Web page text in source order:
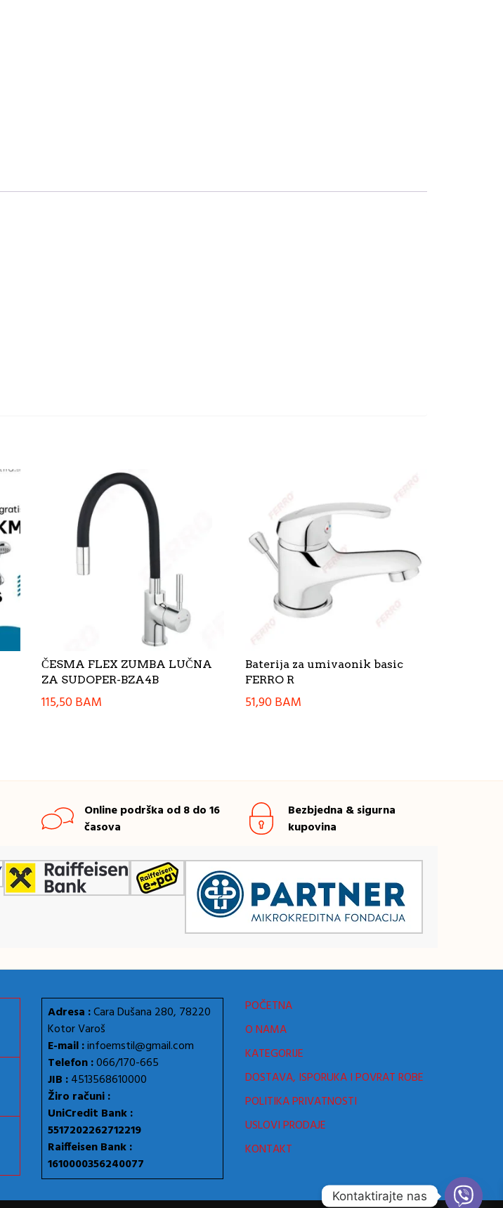
ČESMA FLEX ZUMBA LUČNA
ZA SUDOPER-BZA4B
115,50BAM
Baterija za umivaonik basic
FERRO R
51,90BAM
Online podrška od 8 do 16
časova
Bezbjedna & sigurna
kupovina
Adresa :Cara Dušana 280, 78220
Kotor Varoš
E-mail :infoemstil@gmail.com
Telefon :066/170-665
JIB :4513568610000
Žiro računi :
UniCredit Bank :
5517202262712219
Raiffeisen Bank :
1610000356240077
POČETNA
O NAMA
KATEGORIJE
DOSTAVA, ISPORUKA I POVRAT ROBE
POLITIKA PRIVATNOSTI
USLOVI PRODAJE
KONTAKT
Kontaktirajte nas